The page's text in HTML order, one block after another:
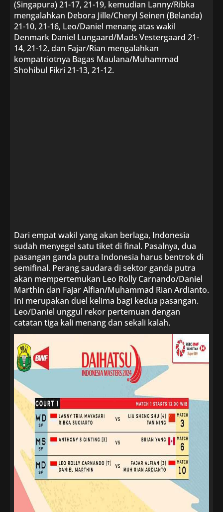
(Singapura) 21-17, 21-19, kemudian Lanny/Ribka
mengalahkan Debora Jille/Cheryl Seinen (Belanda)
21-10, 21-16, Leo/Daniel menang atas wakil
Denmark Daniel Lungaard/Mads Vestergaard 21-
14, 21-12, dan Fajar/Rian mengalahkan
kompatriotnya Bagas Maulana/Muhammad
Shohibul Fikri 21-13, 21-12.
Dari empat wakil yang akan berlaga, Indonesia
sudah menyegel satu tiket di final. Pasalnya, dua
pasangan ganda putra Indonesia harus bentrok di
semifinal. Perang saudara di sektor ganda putra
akan mempertemukan Leo Rolly Carnando/Daniel
Marthin dan Fajar Alfian/Muhammad Rian Ardianto.
Ini merupakan duel kelima bagi kedua pasangan.
Leo/Daniel unggul rekor pertemuan dengan
catatan tiga kali menang dan sekali kalah.